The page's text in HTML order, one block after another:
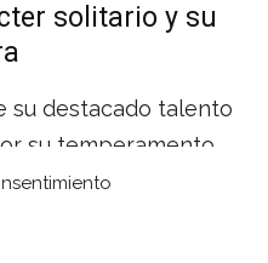
solitario y su
su destacado talento
su temperamento
Esta personalidad
dejando una